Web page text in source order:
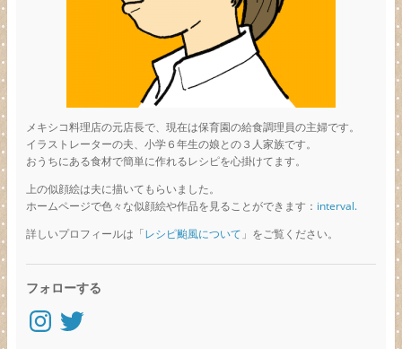
メキシコ料理店の元店長で、現在は保育園の給食調理員の主婦です。
イラストレーターの夫、小学６年生の娘との３人家族です。
おうちにある食材で簡単に作れるレシピを心掛けてます。
上の似顔絵は夫に描いてもらいました。
ホームページで色々な似顔絵や作品を見ることができます： interval.
詳しいプロフィールは「レシピ颱風について 」をご覧ください。
フォローする
Instagram
Twitter